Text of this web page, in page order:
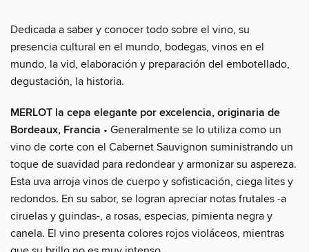
Dedicada a saber y conocer todo sobre el vino, su
presencia cultural en el mundo, bodegas, vinos en el
mundo, la vid, elaboración y preparación del embotellado,
degustación, la historia.
MERLOT la cepa elegante por excelencia, originaria de
Bordeaux, Francia • Generalmente se lo utiliza como un
vino de corte con el Cabernet Sauvignon suministrando un
toque de suavidad para redondear y armonizar su aspereza.
Esta uva arroja vinos de cuerpo y sofisticación, ciega lites y
redondos. En su sabor, se logran apreciar notas frutales -a
ciruelas y guindas-, a rosas, especias, pimienta negra y
canela. El vino presenta colores rojos violáceos, mientras